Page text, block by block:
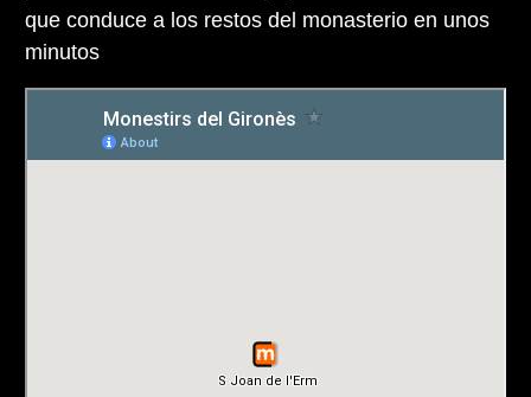
que conduce a los restos del monasterio en unos
minutos